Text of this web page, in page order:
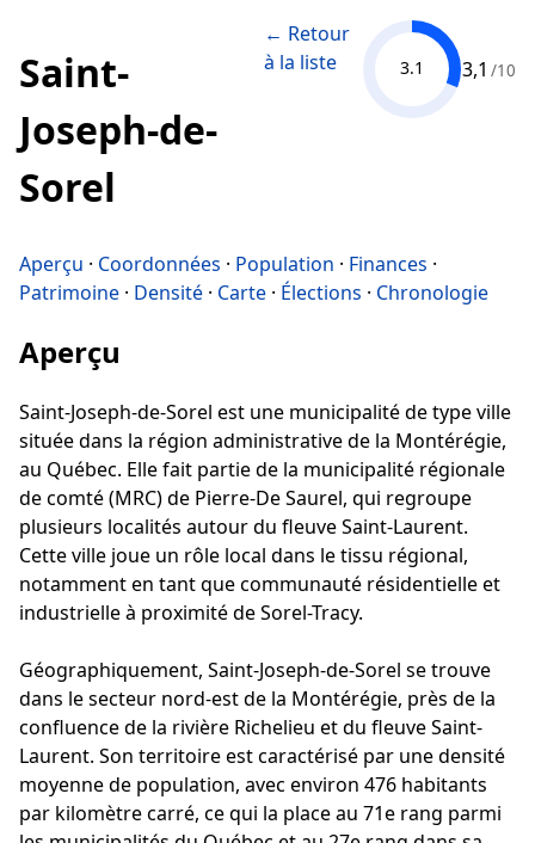
Saint-
Joseph-de-
Sorel
← Retour
à la liste
3.1 3,1 /10
Aperçu · Coordonnées · Population · Finances ·
Patrimoine · Densité · Carte · Élections · Chronologie
Aperçu
Saint-Joseph-de-Sorel est une municipalité de type ville
située dans la région administrative de la Montérégie,
au Québec. Elle fait partie de la municipalité régionale
de comté (MRC) de Pierre-De Saurel, qui regroupe
plusieurs localités autour du fleuve Saint-Laurent.
Cette ville joue un rôle local dans le tissu régional,
notamment en tant que communauté résidentielle et
industrielle à proximité de Sorel-Tracy.
Géographiquement, Saint-Joseph-de-Sorel se trouve
dans le secteur nord-est de la Montérégie, près de la
confluence de la rivière Richelieu et du fleuve Saint-
Laurent. Son territoire est caractérisé par une densité
moyenne de population, avec environ 476 habitants
par kilomètre carré, ce qui la place au 71e rang parmi